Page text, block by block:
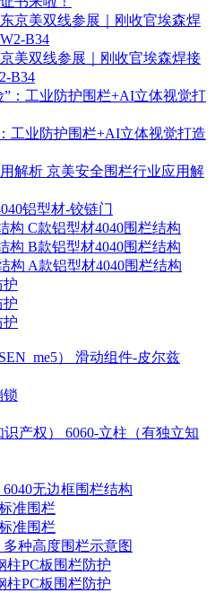
美双线参展｜刚收官埃森焊接
B34
工业防护围栏+AI立体视觉打造
京美安全围栏行业应用解
铝型材-铰链门
C款铝型材4040围栏结构
B款铝型材4040围栏结构
A款铝型材4040围栏结构
护
护
护
滑动组件-皮尔兹
锁
6060-立柱（有独立知
6040无边框围栏结构
准围栏
准围栏
多种高度围栏示意图
柱PC板围栏防护
柱PC板围栏防护